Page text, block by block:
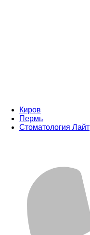
Киров
Пермь
Стоматология Лайт